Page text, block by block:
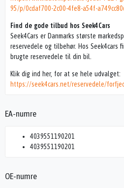
95/p/0cdaf700-2c00-4fe8-a54f-
Find de gode tilbud hos Seek4Cars
Seek4Cars er Danmarks største
reservedele og tilbehør. Hos Seek4cars
brugte reservedele til din bil.
Klik dig ind her, for at se hele udvalget:
https://seek4cars.net/reservedele/
EA-numre
4039551190201
4039551190201
OE-numre